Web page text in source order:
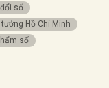
số
tưởng Hồ Chí Minh
số